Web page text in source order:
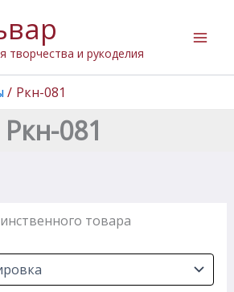
творчества и рукоделия
Ркн-081
Ркн-081
товара